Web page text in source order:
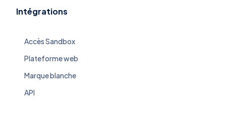
Intégrations
Accès Sandbox
Plateforme web
Marque blanche
API